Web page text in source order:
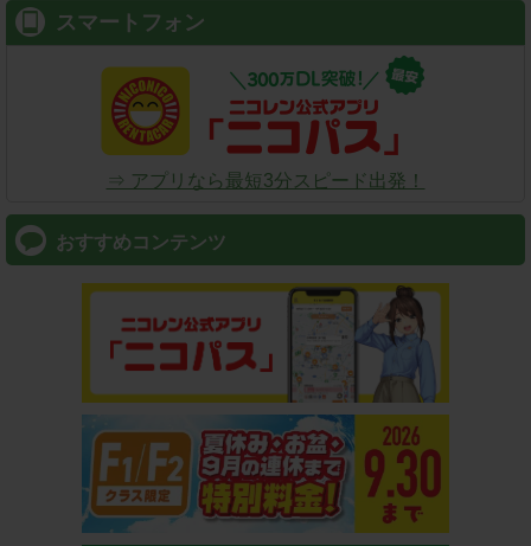
スマートフォン
⇒ アプリなら最短3分スピード出発！
おすすめコンテンツ